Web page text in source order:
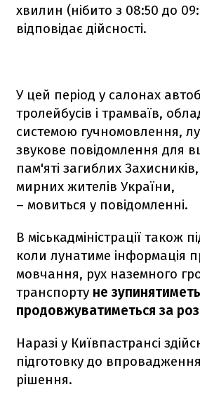
хвилин (нібито з 08:50 до
відповідає дійсності.
У цей період у салонах
тролейбусів і трамваїв,
системою гучномовлення,
звукове повідомлення для
пам'яті загиблих
мирних жителів України,
– мовиться у повідомленні.
В міськадміністрації також
коли лунатиме інформація
мовчання, рух наземного
транспорту не
продовжуватиметься за
Наразі у Київпастрансі
підготовку до
рішення.